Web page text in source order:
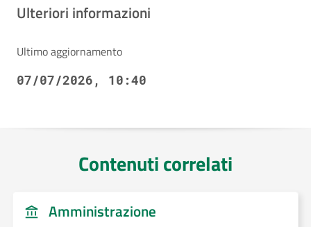
Ulteriori informazioni
Ultimo aggiornamento
07/07/2026, 10:40
Contenuti correlati
Amministrazione